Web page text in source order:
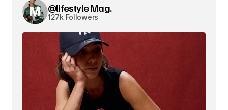
@lifestyle Mag.
127k Followers